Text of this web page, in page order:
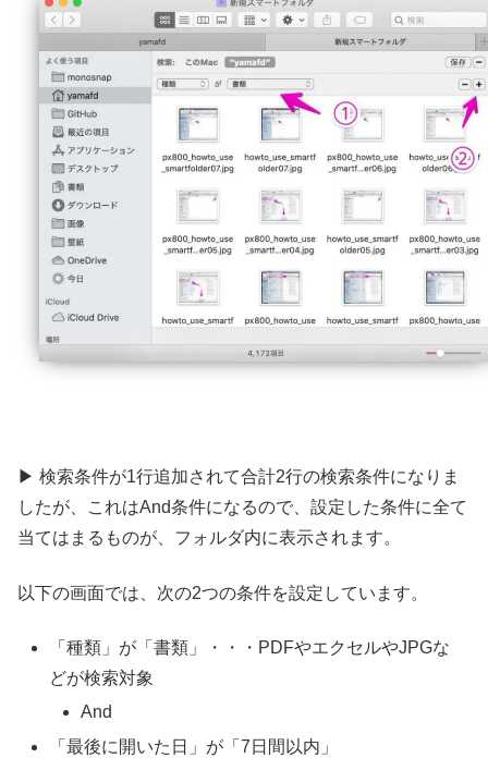
▶ 検索条件が1行追加されて合計2行の検索条件になりま
したが、これはAnd条件になるので、設定した条件に全て
当てはまるものが、フォルダ内に表示されます。
以下の画面では、次の2つの条件を設定しています。
「種類」が「書類」・・・PDFやエクセルやJPGな
どが検索対象
And
「最後に開いた日」が「7日間以内」